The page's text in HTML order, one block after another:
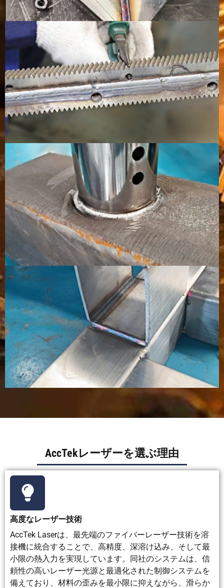
材
です。必要に
応じて充填剤
を追加できま
す。
ドは手
動で使
用され
ること
が多い
材は連
続的に
供給さ
れる。
填剤が使
用される
必
要
な
ス
キ
ル
携帯型システ
ムの場合は低
く、自動化シ
ステムの場合
は高くなって
高度な
操作ス
キルが
必要
中程度
のスキ
ル要件
高度なス
キルとプ
ロセス知
自
動
ロボットや生
産ラインに最
適です
可能だ
り時間
がかか
り、よ
り複雑
にな
る。
ロボッ
ト溶接
や自動
溶接に
適して
います
ットアッ
プはより
複雑だ
産
効
バッチ生産お
よび連続生産
において非常
に高い
効率が
低い
高効率
中～高効
率
パ
タ
非常に低い
ほとん
どない
特に設
定が悪
い場
合、飛
沫が多
低～中
す
場合、
飛沫除
去が必
用途によ
っては仕
設
備
費
初期投資額が
高い
操
業
コ
人件費と仕上
げ費は削減で
きるが、設備
速度が
遅いた
め、人
電線と
ガスの
消費量
ガス代と
設備メン
テナンス
AccTekレーザーを選ぶ理由
高度なレーザー技術
AccTek Laserは、最先端のファイバーレーザー技術を溶
接機に統合することで、高精度、深溶け込み、そして最
小限の熱入力を実現しています。同社のシステムは、信
頼性の高いレーザー光源と最適化された制御システムを
備えており、材料の歪みを最小限に抑えながら、滑らか